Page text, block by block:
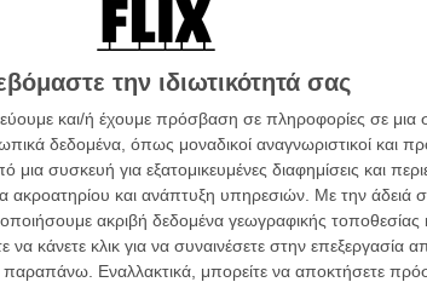
την ιδιωτικότητά σας
και/ή έχουμε πρόσβαση σε πληροφορίες σε
δεδομένα, όπως μοναδικοί αναγνωριστικοί και
συσκευή για εξατομικευμένες διαφημίσεις και
ακροατηρίου και ανάπτυξη υπηρεσιών. Με την άδειά
ακριβή δεδομένα γεωγραφικής τοποθεσίας
κάνετε κλικ για να συναινέσετε στην επεξεργασία
Εναλλακτικά, μπορείτε να αποκτήσετε